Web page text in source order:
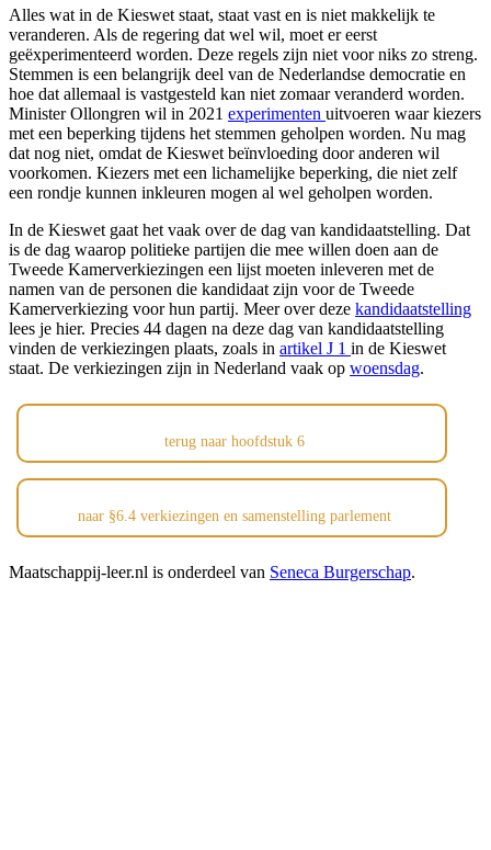
Alles wat in de Kieswet staat, staat vast en is niet makkelijk te
veranderen. Als de regering dat wel wil, moet er eerst
geëxperimenteerd worden. Deze regels zijn niet voor niks zo streng.
Stemmen is een belangrijk deel van de Nederlandse democratie en
hoe dat allemaal is vastgesteld kan niet zomaar veranderd worden.
Minister Ollongren wil in 2021 experimenten uitvoeren waar kiezers
met een beperking tijdens het stemmen geholpen worden. Nu mag
dat nog niet, omdat de Kieswet beïnvloeding door anderen wil
voorkomen. Kiezers met een lichamelijke beperking, die niet zelf
een rondje kunnen inkleuren mogen al wel geholpen worden.
In de Kieswet gaat het vaak over de dag van kandidaatstelling. Dat
is de dag waarop politieke partijen die mee willen doen aan de
Tweede Kamerverkiezingen een lijst moeten inleveren met de
namen van de personen die kandidaat zijn voor de Tweede
Kamerverkiezing voor hun partij. Meer over deze kandidaatstelling
lees je hier. Precies 44 dagen na deze dag van kandidaatstelling
vinden de verkiezingen plaats, zoals in artikel J 1 in de Kieswet
staat. De verkiezingen zijn in Nederland vaak op woensdag.
terug naar hoofdstuk 6
naar §6.4 verkiezingen en samenstelling parlement
Maatschappij-leer.nl is onderdeel van Seneca Burgerschap.